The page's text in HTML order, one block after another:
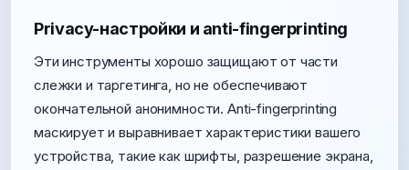
Privacy-настройки и anti-fingerprinting
Эти инструменты хорошо защищают от части
слежки и таргетинга, но не обеспечивают
окончательной анонимности. Anti-fingerprinting
маскирует и выравнивает характеристики вашего
устройства, такие как шрифты, разрешение экрана,